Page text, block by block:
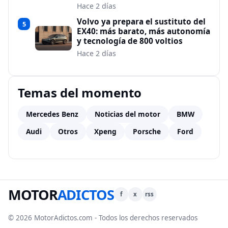
Hace 2 días
5
Volvo ya prepara el sustituto del
EX40: más barato, más autonomía
y tecnología de 800 voltios
Hace 2 días
Temas del momento
Mercedes Benz Noticias del motor
BMW
Audi
Otros Xpeng Porsche Ford
MOTORADICTOS f x rss
© 2026 MotorAdictos.com - Todos los derechos reservados